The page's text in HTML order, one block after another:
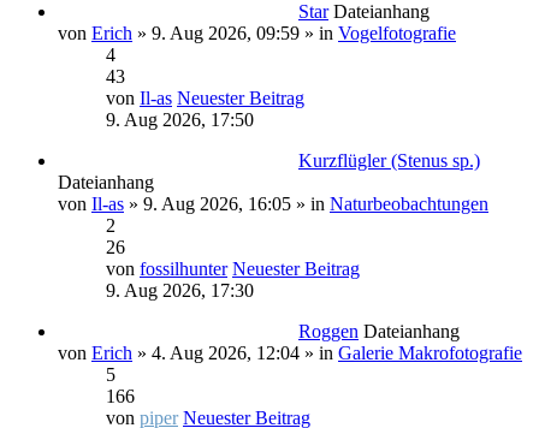
Star Dateianhang
von Erich » 9. Aug 2026, 09:59 » in Vogelfotografie
4
43
von Il-as Neuester Beitrag
9. Aug 2026, 17:50
Kurzflügler (Stenus sp.)
Dateianhang
von Il-as » 9. Aug 2026, 16:05 » in Naturbeobachtungen
2
26
von fossilhunter Neuester Beitrag
9. Aug 2026, 17:30
Roggen Dateianhang
von Erich » 4. Aug 2026, 12:04 » in Galerie Makrofotografie
5
166
von piper Neuester Beitrag